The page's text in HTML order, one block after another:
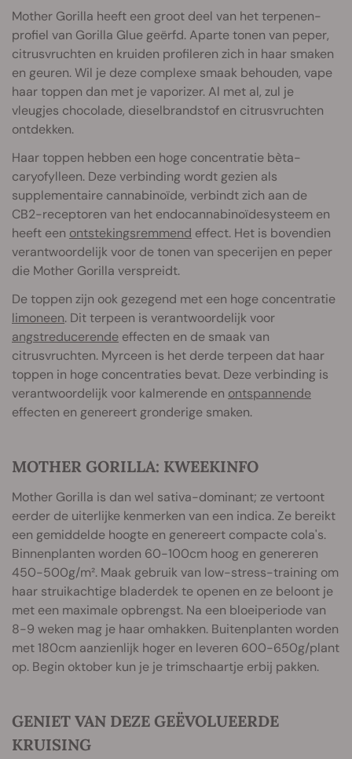
Mother Gorilla heeft een groot deel van het terpenen-
profiel van Gorilla Glue geërfd. Aparte tonen van peper,
citrusvruchten en kruiden profileren zich in haar smaken
en geuren. Wil je deze complexe smaak behouden, vape
haar toppen dan met je vaporizer. Al met al, zul je
vleugjes chocolade, dieselbrandstof en citrusvruchten
ontdekken.
Haar toppen hebben een hoge concentratie bèta-
caryofylleen. Deze verbinding wordt gezien als
supplementaire cannabinoïde, verbindt zich aan de
CB2-receptoren van het endocannabinoïdesysteem en
heeft een ontstekingsremmend effect. Het is bovendien
verantwoordelijk voor de tonen van specerijen en peper
die Mother Gorilla verspreidt.
De toppen zijn ook gezegend met een hoge concentratie
limoneen. Dit terpeen is verantwoordelijk voor
angstreducerende effecten en de smaak van
citrusvruchten. Myrceen is het derde terpeen dat haar
toppen in hoge concentraties bevat. Deze verbinding is
verantwoordelijk voor kalmerende en ontspannende
effecten en genereert gronderige smaken.
MOTHER GORILLA: KWEEKINFO
Mother Gorilla is dan wel sativa-dominant; ze vertoont
eerder de uiterlijke kenmerken van een indica. Ze bereikt
een gemiddelde hoogte en genereert compacte cola's.
Binnenplanten worden 60-100cm hoog en genereren
450-500g/m². Maak gebruik van low-stress-training om
haar struikachtige bladerdek te openen en ze beloont je
met een maximale opbrengst. Na een bloeiperiode van
8-9 weken mag je haar omhakken. Buitenplanten worden
met 180cm aanzienlijk hoger en leveren 600-650g/plant
op. Begin oktober kun je je trimschaartje erbij pakken.
GENIET VAN DEZE GEËVOLUEERDE
KRUISING